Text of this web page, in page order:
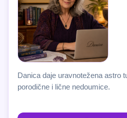
Danica daje uravnotežena astro
porodične i lične nedoumice.